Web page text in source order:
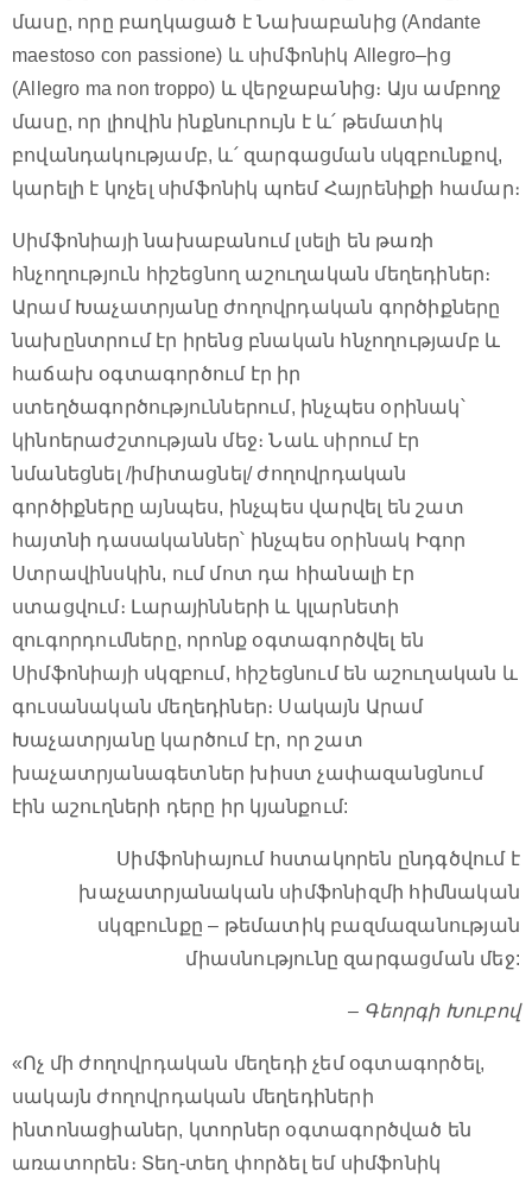
մասը, որը բաղկացած է Նախաբանից (Andante
maestoso con passione) և սիմֆոնիկ Allegro–ից
(Allegro ma non troppo) և վերջաբանից։ Այս ամբողջ
մասը, որ լիովին ինքնուրույն է և՛ թեմատիկ
բովանդակությամբ, և՛ զարգացման սկզբունքով,
կարելի է կոչել սիմֆոնիկ պոեմ Հայրենիքի համար։
Սիմֆոնիայի նախաբանում լսելի են թառի
հնչողություն հիշեցնող աշուղական մեղեդիներ։
Արամ Խաչատրյանը ժողովրդական գործիքները
նախընտրում էր իրենց բնական հնչողությամբ և
հաճախ օգտագործում էր իր
ստեղծագործություններում, ինչպես օրինակ՝
կինոերաժշտության մեջ։ Նաև սիրում էր
նմանեցնել /իմիտացնել/ ժողովրդական
գործիքները այնպես, ինչպես վարվել են շատ
հայտնի դասականներ՝ ինչպես օրինակ Իգոր
Ստրավինսկին, ում մոտ դա հիանալի էր
ստացվում։ Լարայինների և կլարնետի
զուգորդումները, որոնք օգտագործվել են
Սիմֆոնիայի սկզբում, հիշեցնում են աշուղական և
գուսանական մեղեդիներ։ Սակայն Արամ
Խաչատրյանը կարծում էր, որ շատ
խաչատրյանագետներ խիստ չափազանցնում
էին աշուղների դերը իր կյանքում:
Սիմֆոնիայում հստակորեն ընդգծվում է
խաչատրյանական սիմֆոնիզմի հիմնական
սկզբունքը – թեմատիկ բազմազանության
միասնությունը զարգացման մեջ:
– Գեորգի Խուբով
«Ոչ մի ժողովրդական մեղեդի չեմ օգտագործել,
սակայն ժողովրդական մեղեդիների
ինտոնացիաներ, կտորներ օգտագործված են
առատորեն։ Տեղ-տեղ փորձել եմ սիմֆոնիկ